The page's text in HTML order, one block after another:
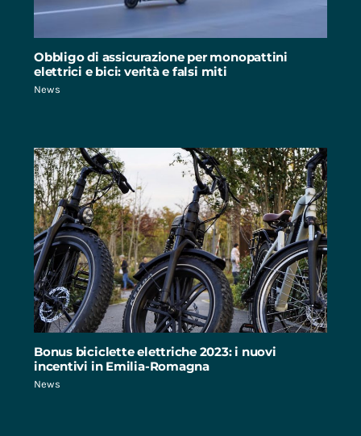
Obbligo di assicurazione per monopattini
elettrici e bici: verità e falsi miti
News
Bonus biciclette elettriche 2023: i nuovi
incentivi in Emilia-Romagna
News